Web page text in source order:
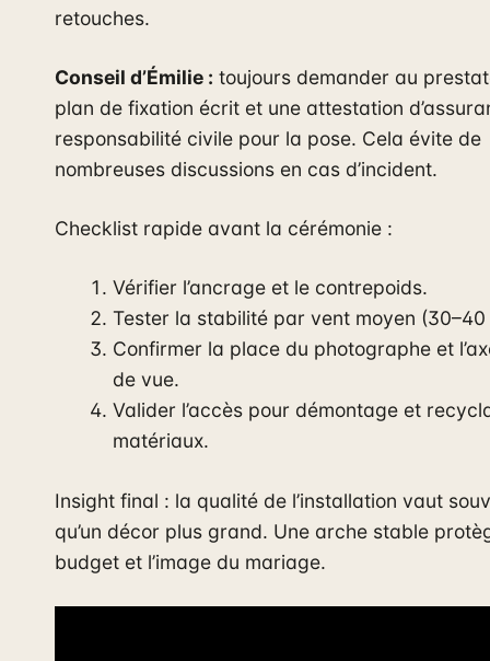
retouches.
Conseil d’Émilie : toujours demander au
plan de fixation écrit et une attestation
responsabilité civile pour la pose. Cela évite de
nombreuses discussions en cas d’incident.
Checklist rapide avant la cérémonie :
Vérifier l’ancrage et le contrepoids.
Tester la stabilité par vent moyen (30–40
Confirmer la place du photographe et
de vue.
Valider l’accès pour démontage et
matériaux.
Insight final : la qualité de l’installation vaut
qu’un décor plus grand. Une arche stable
budget et l’image du mariage.